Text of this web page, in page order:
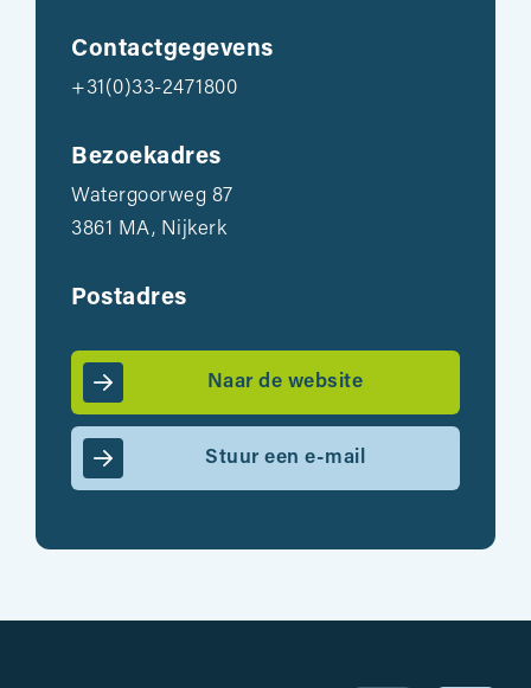
Contactgegevens
+31(0)33-2471800
Bezoekadres
Watergoorweg 87
3861 MA, Nijkerk
Postadres
Naar de website
Stuur een e-mail